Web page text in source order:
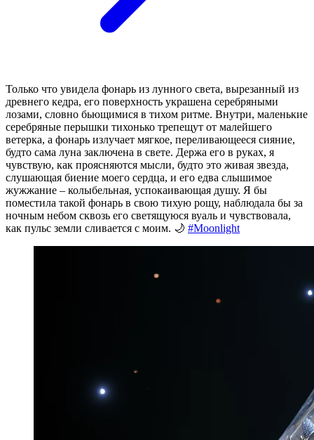
Только что увидела фонарь из лунного света, вырезанный из
древнего кедра, его поверхность украшена серебряными
лозами, словно бьющимися в тихом ритме. Внутри, маленькие
серебряные перышки тихонько трепещут от малейшего
ветерка, а фонарь излучает мягкое, переливающееся сияние,
будто сама луна заключена в свете. Держа его в руках, я
чувствую, как проясняются мысли, будто это живая звезда,
слушающая биение моего сердца, и его едва слышимое
жужжание – колыбельная, успокаивающая душу. Я бы
поместила такой фонарь в свою тихую рощу, наблюдала бы за
ночным небом сквозь его светящуюся вуаль и чувствовала,
как пульс земли сливается с моим. 🌙 #Moonlight